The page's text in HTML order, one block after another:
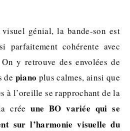
génial, la bande-son est
parfaitement cohérente avec
y retrouve des envolées de
de piano plus calmes, ainsi que
à l’oreille se rapprochant de la
créeune BO variée qui se
sur l’harmonie visuelle du